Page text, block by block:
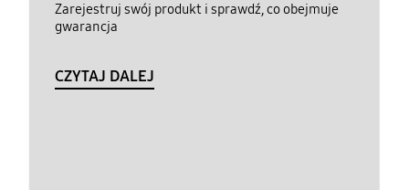
Zarejestruj swój produkt i sprawdź, co obejmuje
gwarancja
CZYTAJ DALEJ